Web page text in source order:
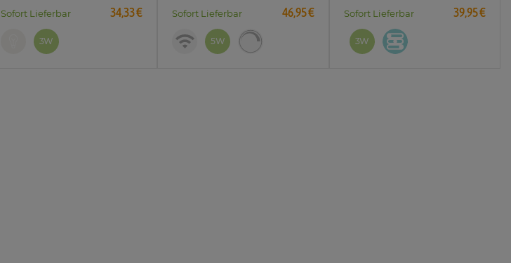
Sofort Lieferbar 34,33 €
3W
Sofort Lieferbar 46,95 €
5W
GU10 3W drei einstellbaren
Sofort Lieferbar 39,95 €
3W